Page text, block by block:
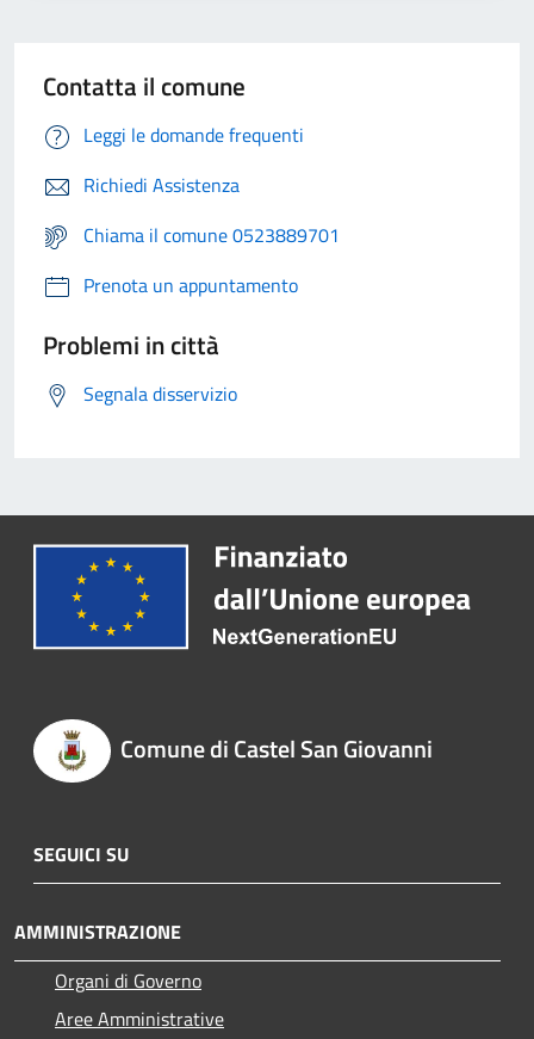
Contatta il comune
Leggi le domande frequenti
Richiedi Assistenza
Chiama il comune 0523889701
Prenota un appuntamento
Problemi in città
Segnala disservizio
Comune di Castel San Giovanni
SEGUICI SU
AMMINISTRAZIONE
Organi di Governo
Aree Amministrative